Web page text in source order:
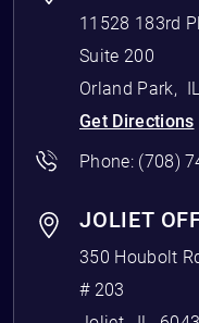
11528 183rd Pl
Suite 200
Orland Park, IL
Get Directions
Phone: (708)
JOLIET
350 Houbolt
# 203